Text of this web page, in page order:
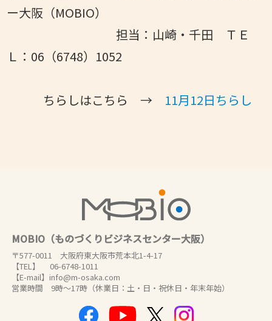
ー大阪（MOBIO）
担当：山崎・千田 ＴＥ
Ｌ：06（6748）1052
ちらしはこちら → 11月12日ちらし
MOBIO（ものづくりビジネスセンター大阪）
〒577-0011 大阪府東大阪市荒本北1-4-17
【TEL】 06-6748-1011
【E-mail】info@m-osaka.com
営業時間 9時～17時（休業日：土・日・祝休日・年末年始）